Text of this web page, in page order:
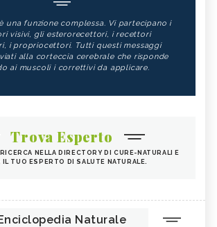
una funzione complessa. Vi partecipano i
visivi, gli esterorecettori, i recettori
i propriocettori. Tutti questi messaggi
alla corteccia cerebrale che risponde
ai muscoli i correttivi da applicare.
Trova Esperto
NELLA DIRECTORY DI CURE-NATURALI E
IL TUO ESPERTO DI SALUTE NATURALE.
Naturale